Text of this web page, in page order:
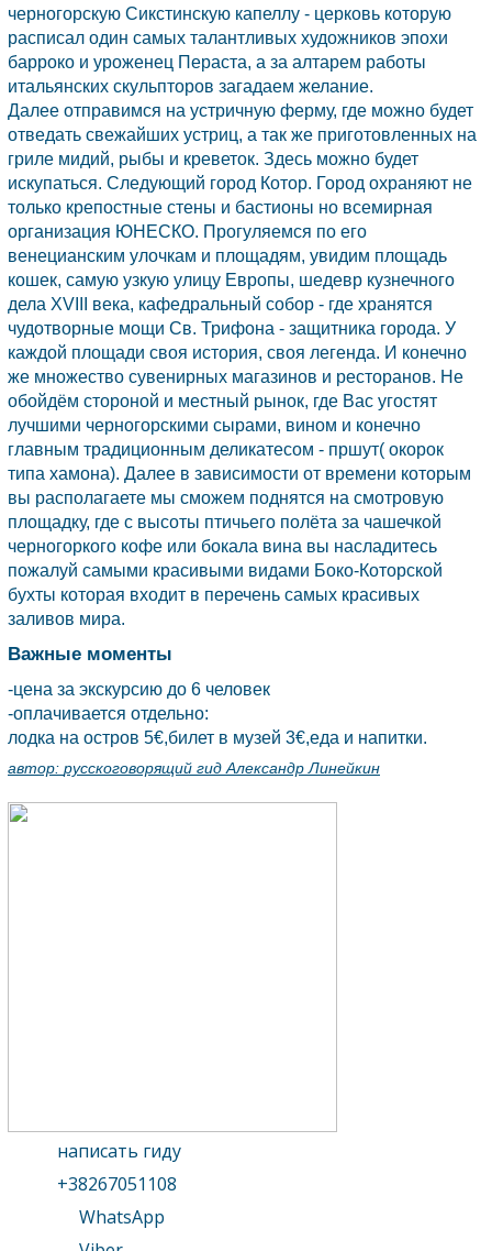
черногорскую Сикстинскую капеллу - церковь которую
расписал один самых талантливых художников эпохи
барроко и уроженец Пераста, а за алтарем работы
итальянских скульпторов загадаем желание.
Далее отправимся на устричную ферму, где можно будет
отведать свежайших устриц, а так же приготовленных на
гриле мидий, рыбы и креветок. Здесь можно будет
искупаться. Следующий город Котор. Город охраняют не
только крепостные стены и бастионы но всемирная
организация ЮНЕСКО. Прогуляемся по его
венецианским улочкам и площадям, увидим площадь
кошек, самую узкую улицу Европы, шедевр кузнечного
дела XVIII века, кафедральный собор - где хранятся
чудотворные мощи Св. Трифона - защитника города. У
каждой площади своя история, своя легенда. И конечно
же множество сувенирных магазинов и ресторанов. Не
обойдём стороной и местный рынок, где Вас угостят
лучшими черногорскими сырами, вином и конечно
главным традиционным деликатесом - пршут( окорок
типа хамона). Далее в зависимости от времени которым
вы располагаете мы сможем поднятся на смотровую
площадку, где с высоты птичьего полёта за чашечкой
черногоркого кофе или бокала вина вы насладитесь
пожалуй самыми красивыми видами Боко-Которской
бухты которая входит в перечень самых красивых
заливов мира.
Важные моменты
-цена за экскурсию до 6 человек
-оплачивается отдельно:
лодка на остров 5€,билет в музей 3€,еда и напитки.
автор: русскоговорящий гид Александр Линейкин
написать гиду
+38267051108
WhatsApp